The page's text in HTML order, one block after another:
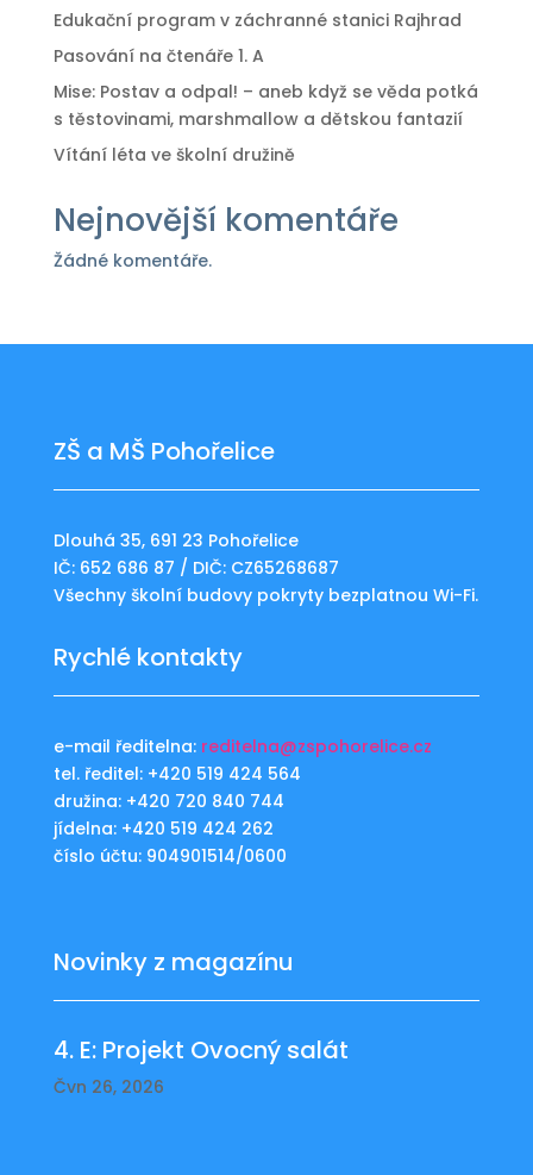
Edukační program v záchranné stanici Rajhrad
Pasování na čtenáře 1. A
Mise: Postav a odpal! – aneb když se věda potká
s těstovinami, marshmallow a dětskou fantazií
Vítání léta ve školní družině
Nejnovější komentáře
Žádné komentáře.
ZŠ a MŠ Pohořelice
Dlouhá 35, 691 23 Pohořelice
IČ: 652 686 87 / DIČ: CZ65268687
Všechny školní budovy pokryty bezplatnou Wi-Fi.
Rychlé kontakty
e-mail ředitelna: reditelna@zspohorelice.cz
tel. ředitel: +420 519 424 564
družina: +420 720 840 744
jídelna: +420 519 424 262
číslo účtu: 904901514/0600
Novinky z magazínu
4. E: Projekt Ovocný salát
Čvn 26, 2026